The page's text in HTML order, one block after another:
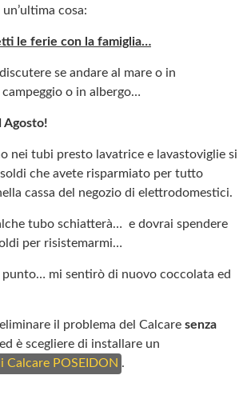
cosa:
le ferie con la famiglia…
se andare al mare o in
o in albergo…
Agosto!
nei tubi presto lavatrice e lavastoviglie si
che avete risparmiato per tutto
cassa del negozio di elettrodomestici.
tubo schiatterà… e dovrai spendere
per risistemarmi…
mi sentirò di nuovo coccolata ed
il problema del Calcare senza
è scegliere di installare un
Calcare POSEIDON .